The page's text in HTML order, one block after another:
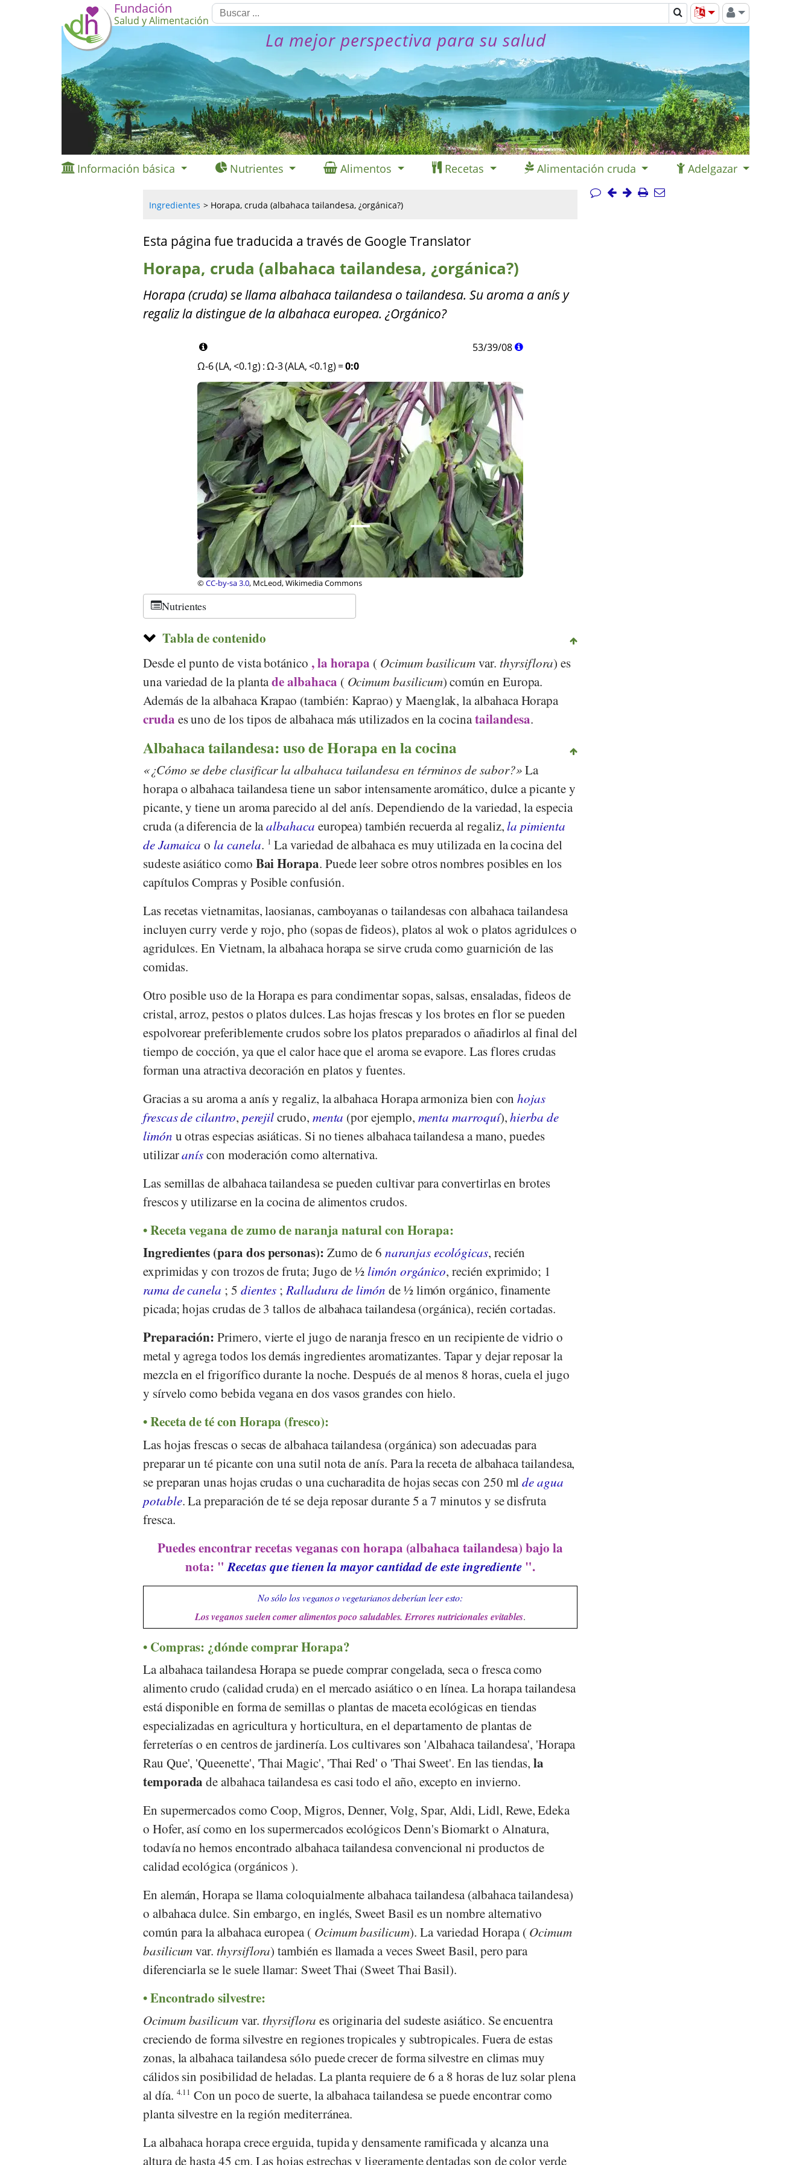
Fundación
Salud y Alimentación
La mejor perspectiva para su salud
Información básica Nutrientes Alimentos Recetas Alimentación cruda Adelgazar
Ingredientes Horapa, cruda (albahaca tailandesa, ¿orgánica?)
Esta página fue traducida a través de Google Translator
Horapa, cruda (albahaca tailandesa, ¿orgánica?)
Horapa (cruda) se llama albahaca tailandesa o tailandesa. Su aroma a anís y
regaliz la distingue de la albahaca europea. ¿Orgánico?
53/39/08
Ω-6 (LA, <0.1g) :Ω-3 (ALA, <0.1g) =0:0
©CC-by-sa 3.0, McLeod, Wikimedia Commons
Nutrientes
Tabla de contenido
Desde el punto de vista botánico , la horapa ( Ocimum basilicumvar. thyrsiflora) es
una variedad de la plantade albahaca ( Ocimum basilicum) común en Europa.
Además de la albahaca Krapao (también: Kaprao) y Maenglak, la albahaca Horapa
cruda es uno de los tipos de albahaca más utilizados en la cocinatailandesa.
Albahaca tailandesa: uso de Horapa en la cocina
¿Cómo se debe clasificar la albahaca tailandesa en términos de sabor? La
horapa o albahaca tailandesa tiene un sabor intensamente aromático, dulce a picante y
picante, y tiene un aroma parecido al del anís. Dependiendo de la variedad, la especia
cruda (a diferencia de laalbahaca europea) también recuerda al regaliz, la pimienta
de Jamaica o la canela. 1 La variedad de albahaca es muy utilizada en la cocina del
sudeste asiático como Bai Horapa. Puede leer sobre otros nombres posibles en los
capítulos Compras y Posible confusión.
Las recetas vietnamitas, laosianas, camboyanas o tailandesas con albahaca tailandesa
incluyen curry verde y rojo, pho (sopas de fideos), platos al wok o platos agridulces o
agridulces. En Vietnam, la albahaca horapa se sirve cruda como guarnición de las
comidas.
Otro posible uso de la Horapa es para condimentar sopas, salsas, ensaladas, fideos de
cristal, arroz, pestos o platos dulces. Las hojas frescas y los brotes en flor se pueden
espolvorear preferiblemente crudos sobre los platos preparados o añadirlos al final del
tiempo de cocción, ya que el calor hace que el aroma se evapore. Las flores crudas
forman una atractiva decoración en platos y fuentes.
Gracias a su aroma a anís y regaliz, la albahaca Horapa armoniza bien conhojas
frescas de cilantro, perejilcrudo, menta (por ejemplo, menta marroquí),hierba de
limón u otras especias asiáticas. Si no tienes albahaca tailandesa a mano, puedes
utilizaraníscon moderación como alternativa.
Las semillas de albahaca tailandesa se pueden cultivar para convertirlas en brotes
frescos y utilizarse en la cocina de alimentos crudos.
Receta vegana de zumo de naranja natural con Horapa:
Ingredientes (para dos personas): Zumo de 6naranjas ecológicas, recién
exprimidas y con trozos de fruta; Jugo de ½ limón orgánico, recién exprimido; 1
rama de canela ; 5 dientes ;Ralladura de limón de ½ limón orgánico, finamente
picada; hojas crudas de 3 tallos de albahaca tailandesa (orgánica), recién cortadas.
Preparación: Primero, vierte el jugo de naranja fresco en un recipiente de vidrio o
metal y agrega todos los demás ingredientes aromatizantes. Tapar y dejar reposar la
mezcla en el frigorífico durante la noche. Después de al menos 8 horas, cuela el jugo
y sírvelo como bebida vegana en dos vasos grandes con hielo.
Receta de té con Horapa (fresco):
Las hojas frescas o secas de albahaca tailandesa (orgánica) son adecuadas para
preparar un té picante con una sutil nota de anís. Para la receta de albahaca tailandesa,
se preparan unas hojas crudas o una cucharadita de hojas secas con 250 mlde agua
potable. La preparación de té se deja reposar durante 5 a 7 minutos y se disfruta
fresca.
Puedes encontrar recetas veganas con horapa (albahaca tailandesa) bajo la
nota: "Recetas que tienen la mayor cantidad de este ingrediente ".
No sólo los veganos o vegetarianos deberían leer esto:
Los veganos suelen comer alimentos poco saludables. Errores nutricionales evitables.
Compras: ¿dónde comprar Horapa?
La albahaca tailandesa Horapa se puede comprar congelada, seca o fresca como
alimento crudo (calidad cruda) en el mercado asiático o en línea. La horapa tailandesa
está disponible en forma de semillas o plantas de maceta ecológicas en tiendas
especializadas en agricultura y horticultura, en el departamento de plantas de
ferreterías o en centros de jardinería. Los cultivares son 'Albahaca tailandesa', 'Horapa
Rau Que', 'Queenette', 'Thai Magic', 'Thai Red' o 'Thai Sweet'. En las tiendas, la
temporada de albahaca tailandesa es casi todo el año, excepto en invierno.
En supermercados como Coop,Migros, Denner,Volg, Spar, Aldi,Lidl, Rewe,Edeka
o Hofer, así como en los supermercados ecológicosDenn's Biomarkto Alnatura,
todavía no hemos encontrado albahaca tailandesa convencional ni productos de
calidad ecológica (orgánicos ).
En alemán, Horapa se llama coloquialmente albahaca tailandesa (albahaca tailandesa)
o albahaca dulce. Sin embargo, en inglés, Sweet Basil es un nombre alternativo
común para la albahaca europea ( Ocimum basilicum). La variedad Horapa (Ocimum
basilicumvar. thyrsiflora) también es llamada a veces Sweet Basil, pero para
diferenciarla se le suele llamar: Sweet Thai (Sweet Thai Basil).
Encontrado silvestre:
Ocimum basilicumvar. thyrsiflora es originaria del sudeste asiático. Se encuentra
creciendo de forma silvestre en regiones tropicales y subtropicales. Fuera de estas
zonas, la albahaca tailandesa sólo puede crecer de forma silvestre en climas muy
cálidos sin posibilidad de heladas. La planta requiere de 6 a 8 horas de luz solar plena
al día. 4.11 Con un poco de suerte, la albahaca tailandesa se puede encontrar como
planta silvestre en la región mediterránea.
La albahaca horapa crece erguida, tupida y densamente ramificada y alcanza una
altura de hasta 45 cm. Las hojas estrechas y ligeramente dentadas son de color verde